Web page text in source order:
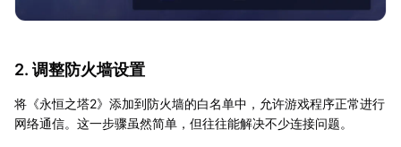
2. 调整防火墙设置
将《永恒之塔2》添加到防火墙的白名单中，允许游戏程序正常进行
网络通信。这一步骤虽然简单，但往往能解决不少连接问题。